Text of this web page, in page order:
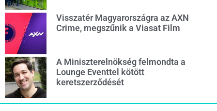
Visszatér Magyarországra az AXN
Crime, megszűnik a Viasat Film
A Miniszterelnökség felmondta a
Lounge Eventtel kötött
keretszerződését